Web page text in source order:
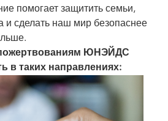
помогает защитить семьи,
и сделать наш мир безопаснее
ЮНЭЙДС
в таких направлениях: